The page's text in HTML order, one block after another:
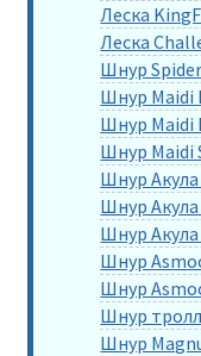
Леска
Леска
Шнур
Шнур Maidi
Шнур Maidi
Шнур Maidi
Шнур Акула
Шнур Акула
Шнур
Шнур
Шнур
Шнур
Шнур